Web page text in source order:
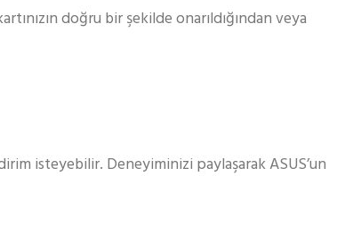
doğru bir şekilde onarıldığından veya
isteyebilir. Deneyiminizi paylaşarak ASUS’un